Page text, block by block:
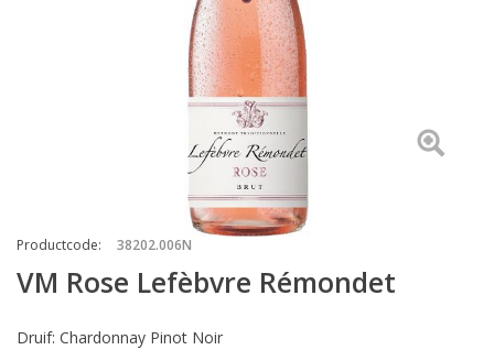
Productcode: 38202.006N
VM Rose Lefèbvre Rémondet
Druif: Chardonnay Pinot Noir